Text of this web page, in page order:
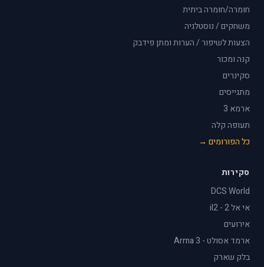
חומרה/חומרה ביתית
משחקים / נוסטלגיה
הצעות לשיפור / הערות ומתן פידבק
קנה ומכור
סקינרים
מתגייסים
ארמא 3
תעופה קלה
כל הפורומים →
סקירות
DCS World
אי אל 2 - il2
אירועים
ארמד אסולט - Arma 3
בלק שארק